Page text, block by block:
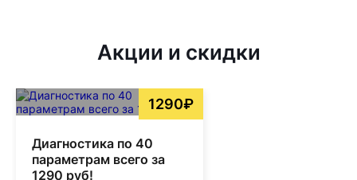
Акции и скидки
1290₽
Диагностика по 40
параметрам всего за
1290 руб!